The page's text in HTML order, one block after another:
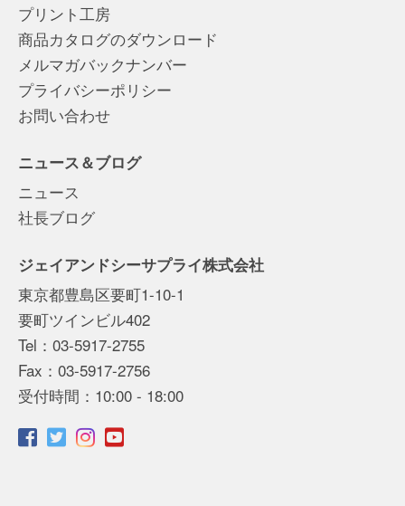
プリント工房
商品カタログのダウンロード
メルマガバックナンバー
プライバシーポリシー
お問い合わせ
ニュース＆ブログ
ニュース
社長ブログ
ジェイアンドシーサプライ株式会社
東京都豊島区要町1-10-1
要町ツインビル402
Tel：03-5917-2755
Fax：03-5917-2756
受付時間：10:00 - 18:00